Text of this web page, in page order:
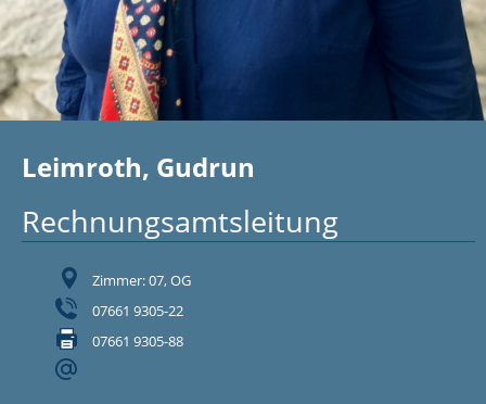
Leimroth, Gudrun
Rechnungsamtsleitung
Zimmer: 07, OG
07661 9305-22
07661 9305-88